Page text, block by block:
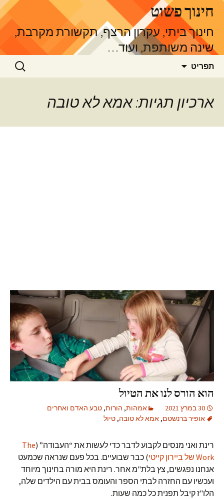
לדלג
לתוכןחינוך פשוט
חינוך ביתי, עקרון הרצף, תקשורת מקרבת,
שינה משותפת, ועוד…
תפריט חיפוש:
ארכיון תגיות: אמא לא טובה
הוא הורס לנו את הטיול
30 במרץ 2021 אמהות, הורות, טבע האדם ואחרים
אופיר ברנשטם, אמא לא טובה, טיול
רינת ואני מנסים לקבוע לדבר כדי לעשות את “העבודה” (The
Work של ביירון קייטי
) כבר שבועיים. בכל פעם שנראה שכמעט
אנחנו נפגשים, צץ בלת"מ אחר. רינת היא מורה בחינוך מיוחד
ועכשיו עם החזרה לבתי הספר והעומס בבית עם הילדים שלה,
הלו"ז קיבל תפנית כל כמה שעות.